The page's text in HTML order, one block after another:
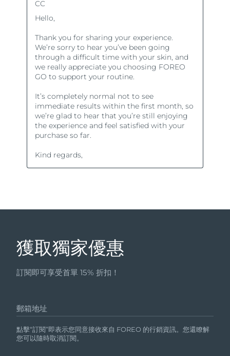
獲取獨家優惠
訂閱即可享受首單 15% 折扣！
郵箱地址
點擊“訂閱”即表示您同意接收來自 FOREO 的行銷資訊。您還瞭解
您可以隨時取消訂閱。